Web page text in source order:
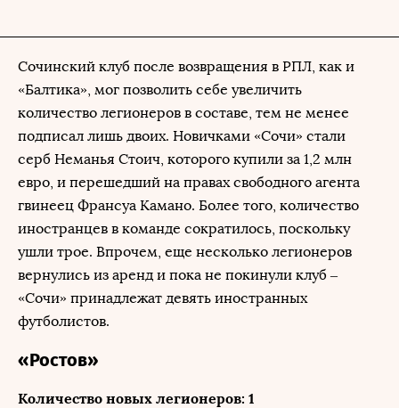
Сочинский клуб после возвращения в РПЛ, как и
«Балтика», мог позволить себе увеличить
количество легионеров в составе, тем не менее
подписал лишь двоих. Новичками «Сочи» стали
серб Неманья Стоич, которого купили за 1,2 млн
евро, и перешедший на правах свободного агента
гвинеец Франсуа Камано. Более того, количество
иностранцев в команде сократилось, поскольку
ушли трое. Впрочем, еще несколько легионеров
вернулись из аренд и пока не покинули клуб –
«Сочи» принадлежат девять иностранных
футболистов.
«Ростов»
Количество новых легионеров: 1